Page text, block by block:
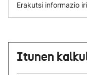
Erakutsi informazio
Itunen